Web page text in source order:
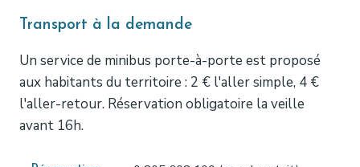
Transport à la demande
Un service de minibus porte-à-porte est proposé
aux habitants du territoire : 2 € l'aller simple, 4 €
l'aller-retour. Réservation obligatoire la veille
avant 16h.